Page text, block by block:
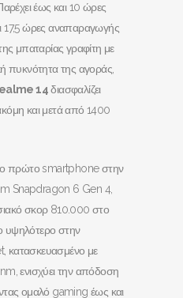
έως και 10 ώρες
17,5 ώρες αναπαραγωγής
μπαταρίας γραφίτη με
πυκνότητα της αγοράς,
14διασφαλίζει
και μετά από 1400
το πρώτο smartphone στην
Snapdragon 6 Gen 4,
σκορ 810.000 στο
στην
κατασκευασμένο με
ενισχύει την απόδοση
ομαλό gaming έως και